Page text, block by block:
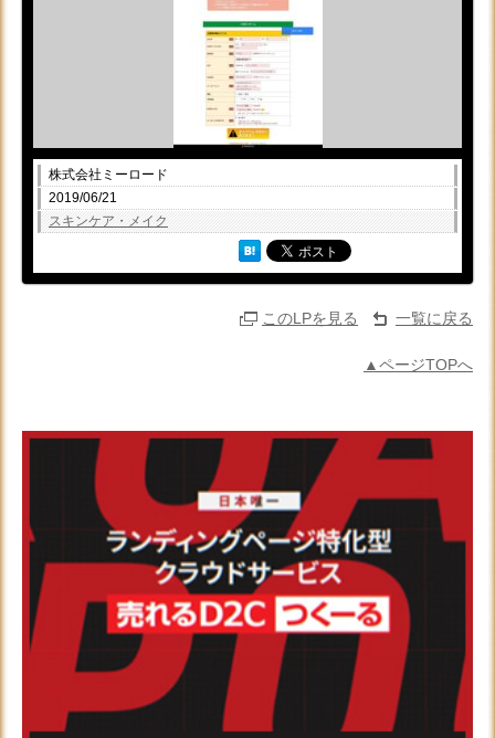
株式会社ミーロード
2019/06/21
スキンケア・メイク
このLPを見る 一覧に戻る
▲ページTOPへ